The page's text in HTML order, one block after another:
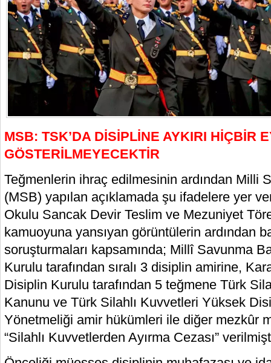
MSB: TSK’DA DİSİPLİNE AYKIRI HİÇBİR
GÖSTERİLMEYECEKTİR
Teğmenlerin ihraç edilmesinin ardından Milli
(MSB) yapılan açıklamada şu ifadelere yer
Okulu Sancak Devir Teslim ve Mezuniyet
kamuoyuna yansıyan görüntülerin ardından
soruşturmaları kapsamında; Millî Savunma
Kurulu tarafından sıralı 3 disiplin amirine,
Disiplin Kurulu tarafından 5 teğmene Türk
Kanunu ve Türk Silahlı Kuvvetleri Yüksek
Yönetmeliği amir hükümleri ile diğer mezkûr
“Silahlı Kuvvetlerden Ayırma Cezası”